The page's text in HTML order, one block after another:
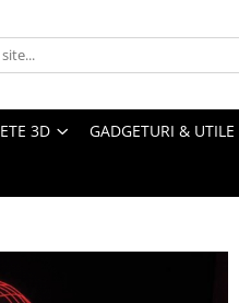
3D GADGETURI & UTILE